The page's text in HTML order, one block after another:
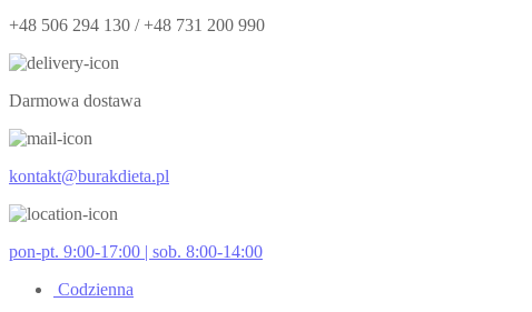
+48 506 294 130 / +48 731 200 990
Darmowa dostawa
kontakt@burakdieta.pl
pon-pt. 9:00-17:00 | sob. 8:00-14:00
Codzienna